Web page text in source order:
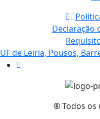
Declaração
UF de Leiria, Pousos,
® Todos os